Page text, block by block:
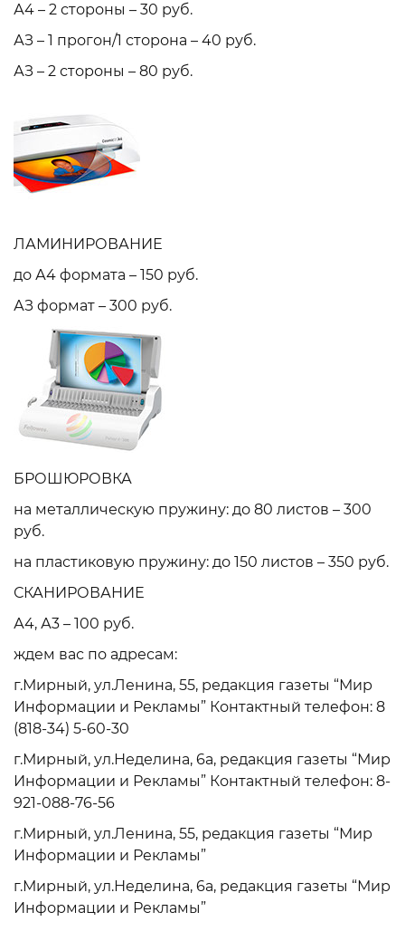
А4 – 2 стороны – 30 руб.
АЗ – 1 прогон/1 сторона – 40 руб.
АЗ – 2 стороны – 80 руб.
ЛАМИНИРОВАНИЕ
до А4 формата – 150 руб.
АЗ формат – 300 руб.
БРОШЮРОВКА
на металлическую пружину: до 80 листов – 300
руб.
на пластиковую пружину: до 150 листов – 350 руб.
СКАНИРОВАНИЕ
А4, А3 – 100 руб.
ждем вас по адресам:
г.Мирный, ул.Ленина, 55, редакция газеты “Мир
Информации и Рекламы” Контактный телефон: 8
(818-34) 5-60-30
г.Мирный, ул.Неделина, 6а, редакция газеты “Мир
Информации и Рекламы” Контактный телефон: 8-
921-088-76-56
г.Мирный, ул.Ленина, 55, редакция газеты “Мир
Информации и Рекламы”
г.Мирный, ул.Неделина, 6а, редакция газеты “Мир
Информации и Рекламы”